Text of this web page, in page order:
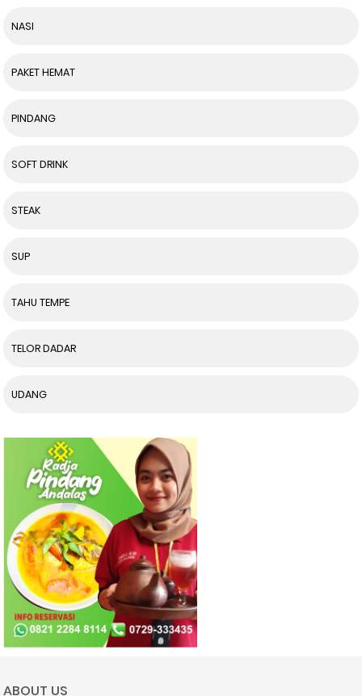
NASI
PAKET HEMAT
PINDANG
SOFT DRINK
STEAK
SUP
TAHU TEMPE
TELOR DADAR
UDANG
ABOUT US